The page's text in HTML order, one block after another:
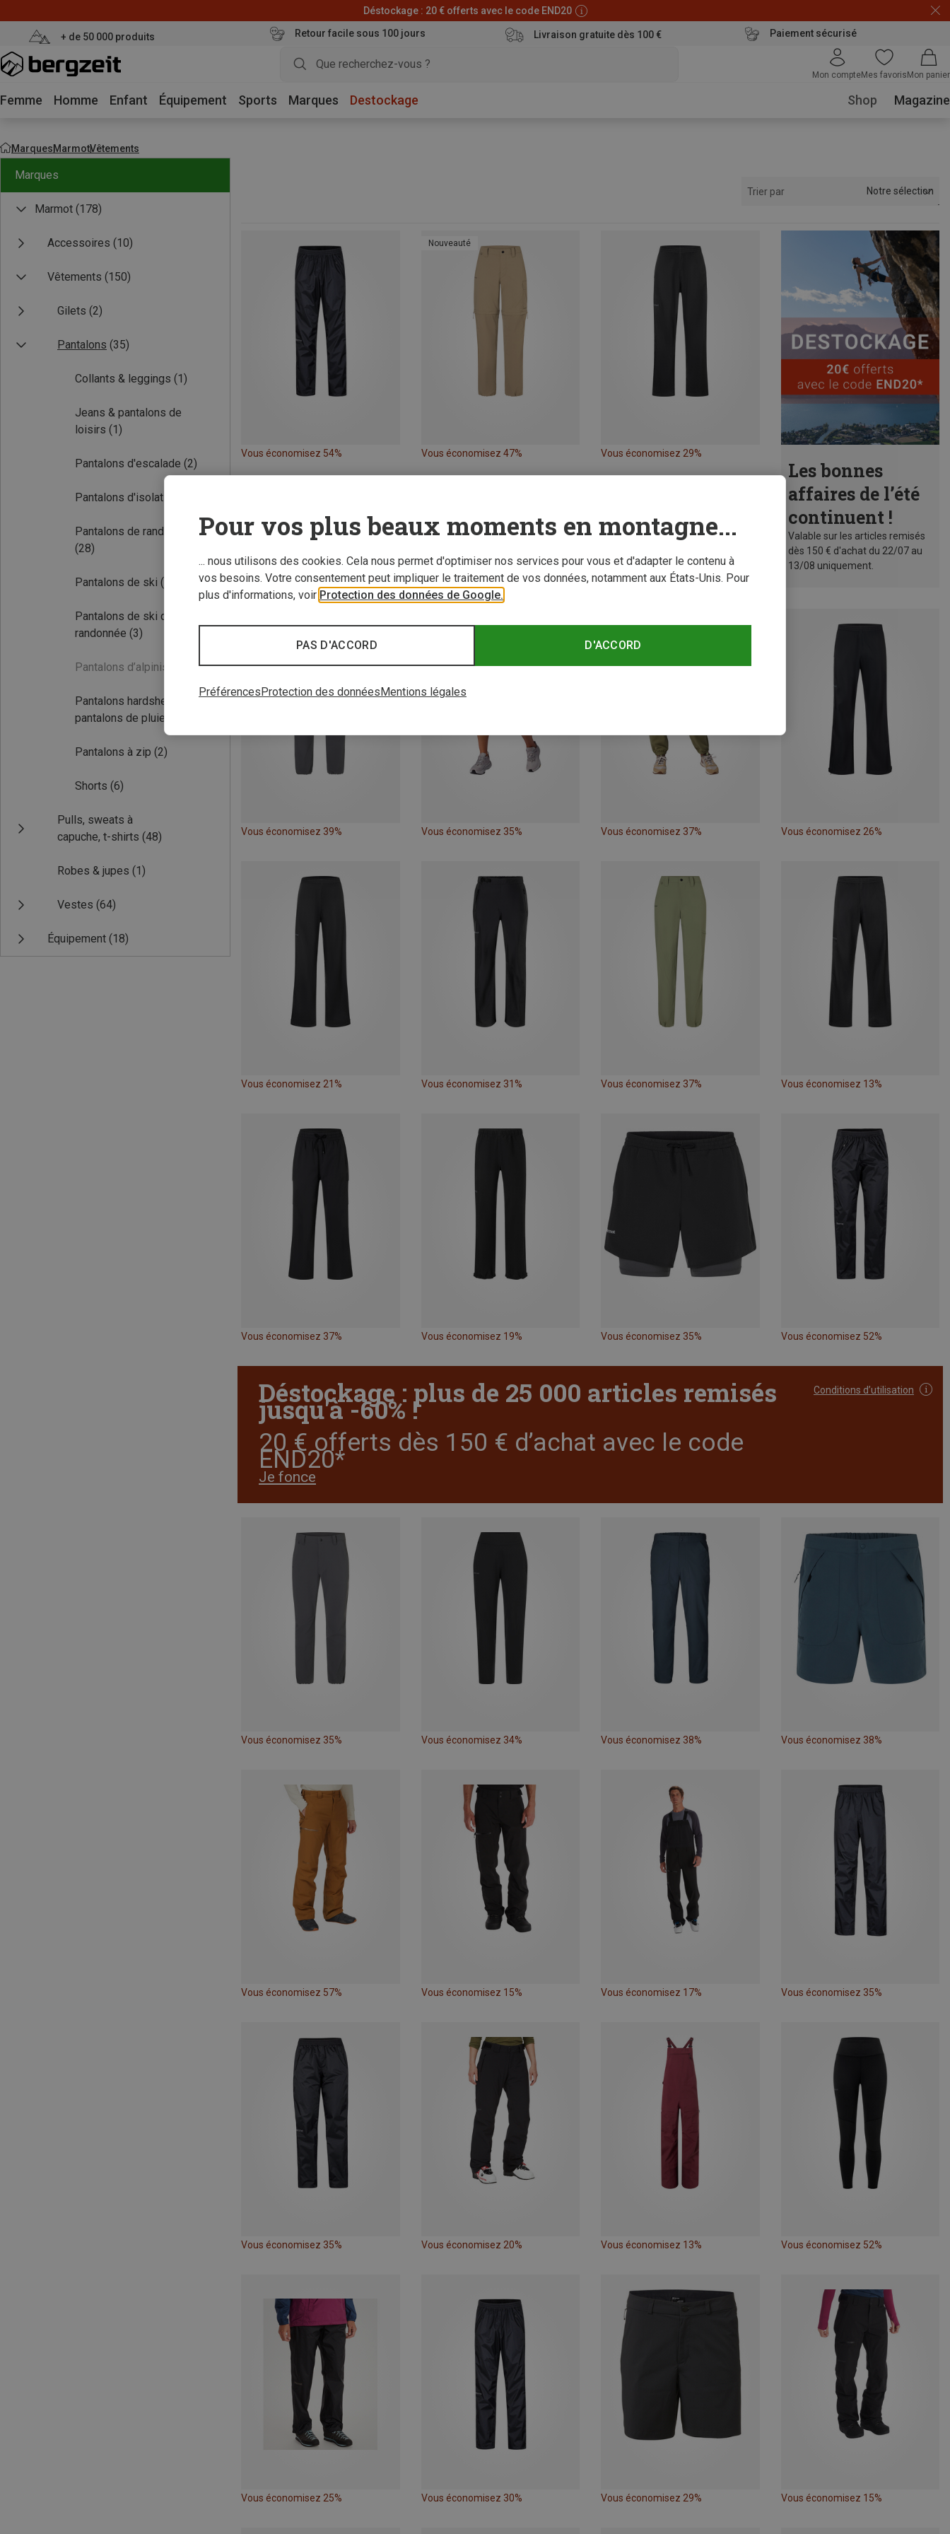
Déstockage : 20 € offerts avec le code END20
+ de 50 000 produits Retour facile sous 100 jours Livraison gratuite dès 100 € Paiement sécurisé
Mon compteMes favoris Mon panier
Femme Homme Enfant Équipement Sports Marques Destockage Shop Magazine
MarquesMarmotVêtements
Marques
Marmot (178)
Accessoires (10)
Vêtements (150)
Gilets (2)
Pantalons (35)
Collants & leggings (1)
Jeans & pantalons de
loisirs (1)
Pantalons d'escalade (2)
Pantalons d'isolation
Pantalons de randonnée
(28)
Pantalons de ski (6)
Pantalons de ski de
randonnée (3)
Pantalons d’alpinisme (0)
Pantalons hardshell &
pantalons de pluie
Pantalons à zip (2)
Shorts (6)
Pulls, sweats à
capuche, t-shirts (48)
Robes & jupes (1)
Vestes (64)
Équipement (18)
Trier par Notre sélection
Vous économisez 54%
Nouveauté
Vous économisez 47% Vous économisez 29%
Les bonnes
affaires de l’été
continuent !
Valable sur les articles remisés
dès 150 € d'achat du 22/07 au
13/08 uniquement.
Vous économisez 39% Vous économisez 35% Vous économisez 37% Vous économisez 26%
Vous économisez 21% Vous économisez 31% Vous économisez 37% Vous économisez 13%
Vous économisez 37% Vous économisez 19% Vous économisez 35% Vous économisez 52%
Conditions d’utilisation
Déstockage : plus de 25 000 articles remisés
jusqu'à -60% !
20 € offerts dès 150 € d’achat avec le code
END20*
Je fonce
Vous économisez 35% Vous économisez 34% Vous économisez 38% Vous économisez 38%
Vous économisez 57% Vous économisez 15% Vous économisez 17% Vous économisez 35%
Vous économisez 35% Vous économisez 20% Vous économisez 13% Vous économisez 52%
Vous économisez 25% Vous économisez 30% Vous économisez 29% Vous économisez 15%
Pour vos plus beaux moments en montagne...
... nous utilisons des cookies. Cela nous permet d'optimiser nos services pour vous et d'adapter le contenu à
vos besoins. Votre consentement peut impliquer le traitement de vos données, notamment aux États-Unis. Pour
plus d'informations, voir Protection des données de Google.
D'ACCORD
PAS D'ACCORD
PréférencesProtection des donnéesMentions légales